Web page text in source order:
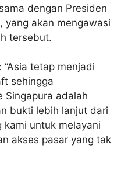
dengan Presiden
yang akan mengawasi
tersebut.
tetap menjadi
sehingga
Singapura adalah
bukti lebih lanjut dari
kami untuk melayani
akses pasar yang tak